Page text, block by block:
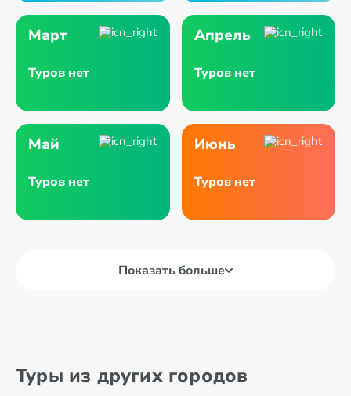
Март
Туров нет
Апрель
Туров нет
Май
Туров нет
Июнь
Туров нет
Показать больше
Туры из других городов